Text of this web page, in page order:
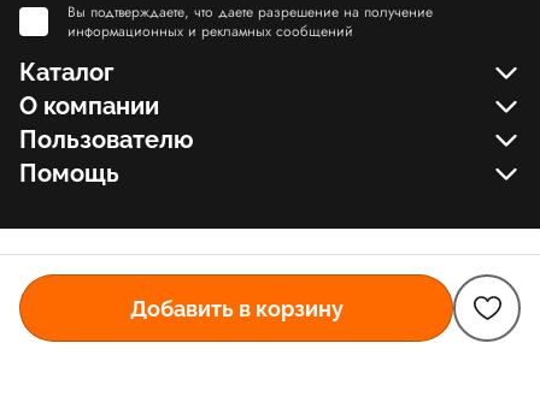
Добавить в корзину
Вы подтверждаете, что даете разрешение на получение
информационных и рекламных сообщений
Каталог
О компании
Пользователю
Помощь
© Slamdunk.Shop, 2017-2026
Карта сайта Slamdunk